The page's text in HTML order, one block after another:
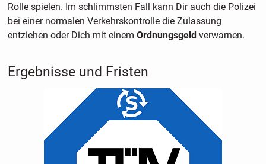
Rolle spielen. Im schlimmsten Fall kann Dir auch die Polizei
bei einer normalen Verkehrskontrolle die Zulassung
entziehen oder Dich mit einem Ordnungsgeldverwarnen.
Ergebnisse und Fristen